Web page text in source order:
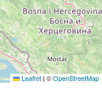
Leaflet |©OpenStreetMap